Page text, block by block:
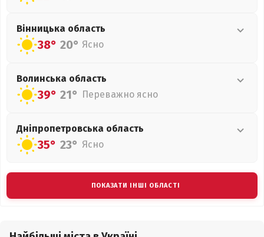
Вінницька область
38° 20° Ясно
Волинська область
39° 21° Переважно ясно
Дніпропетровська область
35° 23° Ясно
ПОКАЗАТИ ІНШІ ОБЛАСТІ